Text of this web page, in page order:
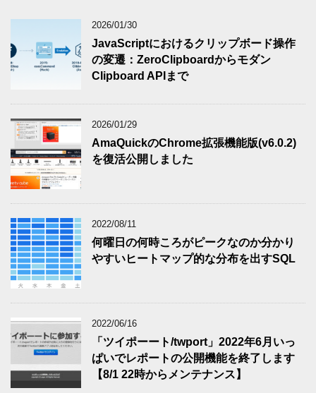
2026/01/30
JavaScriptにおけるクリップボード操作
の変遷：ZeroClipboardからモダン
Clipboard APIまで
2026/01/29
AmaQuickのChrome拡張機能版(v6.0.2)
を復活公開しました
2022/08/11
何曜日の何時ころがピークなのか分かり
やすいヒートマップ的な分布を出すSQL
2022/06/16
「ツイポーート/twport」2022年6月いっ
ぱいでレポートの公開機能を終了します
【8/1 22時からメンテナンス】